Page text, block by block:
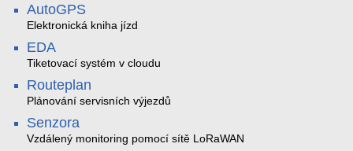
AutoGPS
Elektronická kniha jízd
EDA
Tiketovací systém v cloudu
Routeplan
Plánování servisních výjezdů
Senzora
Vzdálený monitoring pomocí sítě LoRaWAN